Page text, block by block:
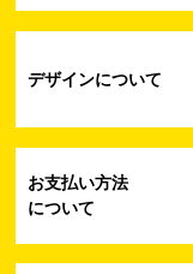
受発注業務
会員管理業務
（開示対象個人情
デザインについて
お支払い方法
について